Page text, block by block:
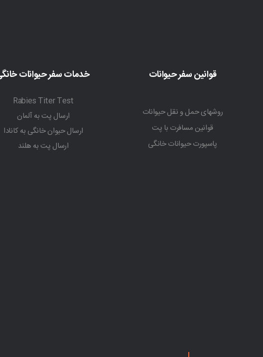
قوانین سفر حیوانات
روشهای حمل و نقل حیوانات
قوانین مسافرت با پت
پاسپورت حیوانات خانگی
خدمات سفر حیوانات
Rabies Titer Test
ارسال پت به آلمان
ارسال حیوان خانگی به کانادا
ارسال پت به هلند